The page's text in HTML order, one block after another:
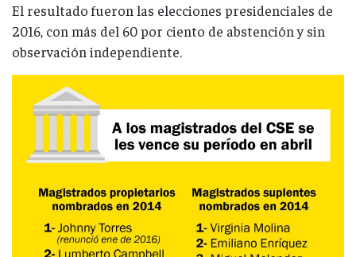
El resultado fueron las elecciones presidenciales de
2016, con más del 60 por ciento de abstención y sin
observación independiente.